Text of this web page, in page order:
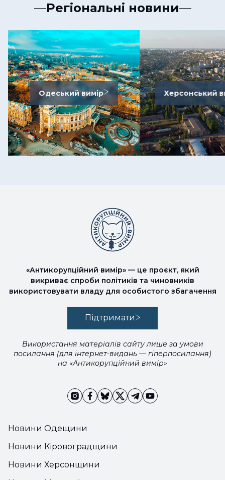
Регіональні новини
Одеський вимір Херсонський
Новини Одещини
Новини Кіровоградщини
Новини Херсонщини
«Антикорупційний вимір» — це проєкт, який
викриває спроби політиків та чиновників
використовувати владу для особистого збагачення
Підтримати
Використання матеріалів сайту лише за умови
посилання (для інтернет-видань — гіперпосилання)
на «Антикорупційний вимір»